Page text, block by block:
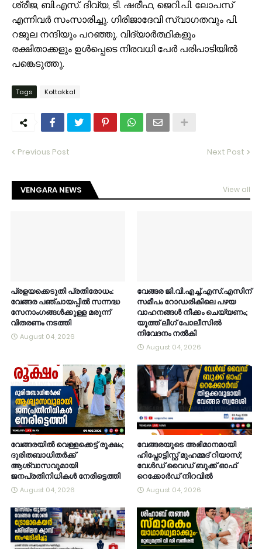
ശ്രീജ, ബി.എസ്. ദിവ്യ, ടി. ഷരീഫ, ജെറി.പി. ലോപസ്
എന്നിവർ സംസാരിച്ചു. ഗിരിജാദേവി സ്വാഗതവും പി.
റജുല നന്ദിയും പറഞ്ഞു. വിദ്യാർത്ഥികളും
രക്ഷിതാക്കളും ഉൾപ്പെടെ നിരവധി പേർ പരിപാടിയിൽ
പങ്കെടുത്തു.
Tags Kottakkal
Previous Post Next Post
VENGARA NEWS View all
പ്രളയക്കെടുതി പ്രതിരോധം:
വേങ്ങര പഞ്ചായപ്പിൽ സന്നദ്ധ
സേനാംഗങ്ങൾക്കുള്ള മരുന്ന്
വിതരണം നടത്തി
August 04, 2026
വേങ്ങര ജി.വി.എച്ച്.എസ്.എസിന്
സമീപം റോഡരികിലെ പഴയ
വാഹനങ്ങൾ നീക്കം ചെയ്യണം;
യൂത്ത് ലീഗ് പോലീസിൽ
നിവേദനം നൽകി
August 04, 2026
വേങ്ങരയിൽ വെള്ളക്കെട്ട് രൂക്ഷം;
ദുരിതബാധിതർക്ക്
ആശ്വാസവുമായി
ജനപ്രതിനിധികൾ നേരിട്ടെത്തി
August 04, 2026
വേങ്ങരയുടെ അഭിമാനമായി
ഹിപ്നോട്ടിസ്റ്റ് മുഹമ്മദ് റിയാസ്;
വേൾഡ് വൈഡ് ബുക്ക് ഓഫ്
റെക്കോർഡ് നിറവിൽ
August 04, 2026